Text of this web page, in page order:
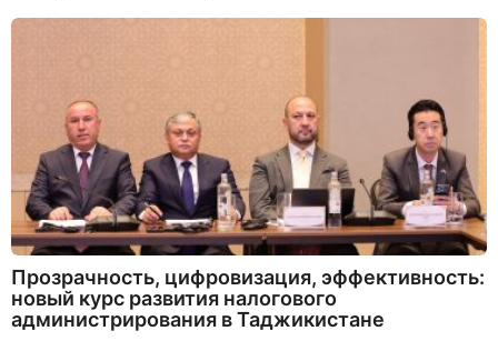
Прозрачность, цифровизация, эффективность:
новый курс развития налогового
администрирования в Таджикистане